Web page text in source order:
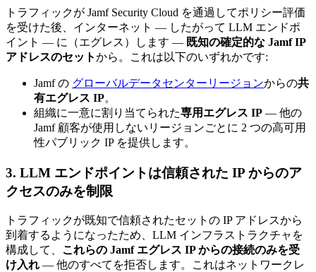
トラフィックが Jamf Security Cloud を通過してポリシー評価
を受けた後、インターネット — したがって LLM エンドポ
イント — に（エグレス）します — 既知の確定的な Jamf IP
アドレスのセットから。これは以下のいずれかです:
Jamf の グローバルデータセンターリージョンからの共
有エグレス IP。
組織に一意に割り当てられた専用エグレス IP — 他の
Jamf 顧客が使用しないリージョンごとに 2 つの高可用
性パブリック IP を提供します。
3. LLM エンドポイントは信頼された IP からのア
クセスのみを制限
トラフィックが既知で信頼されたセットの IP アドレスから
到着するようになったため、LLM インフラストラクチャを
構成して、 これらの Jamf エグレス IP からの接続のみを受
け入れ — 他のすべてを拒否します。これはネットワークレ